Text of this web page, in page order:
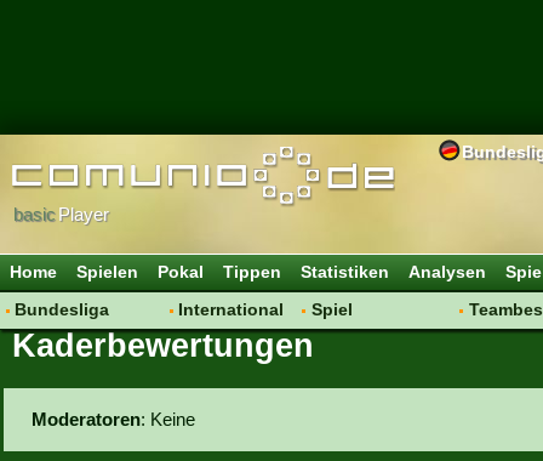
basicPlayer
Home Spielen Pokal Tippen Statistiken Analysen
Bundesliga
Hot News
Spielanalyse
International
Vereine
Spiel
Kaderbewertungen
Moderatoren: Keine